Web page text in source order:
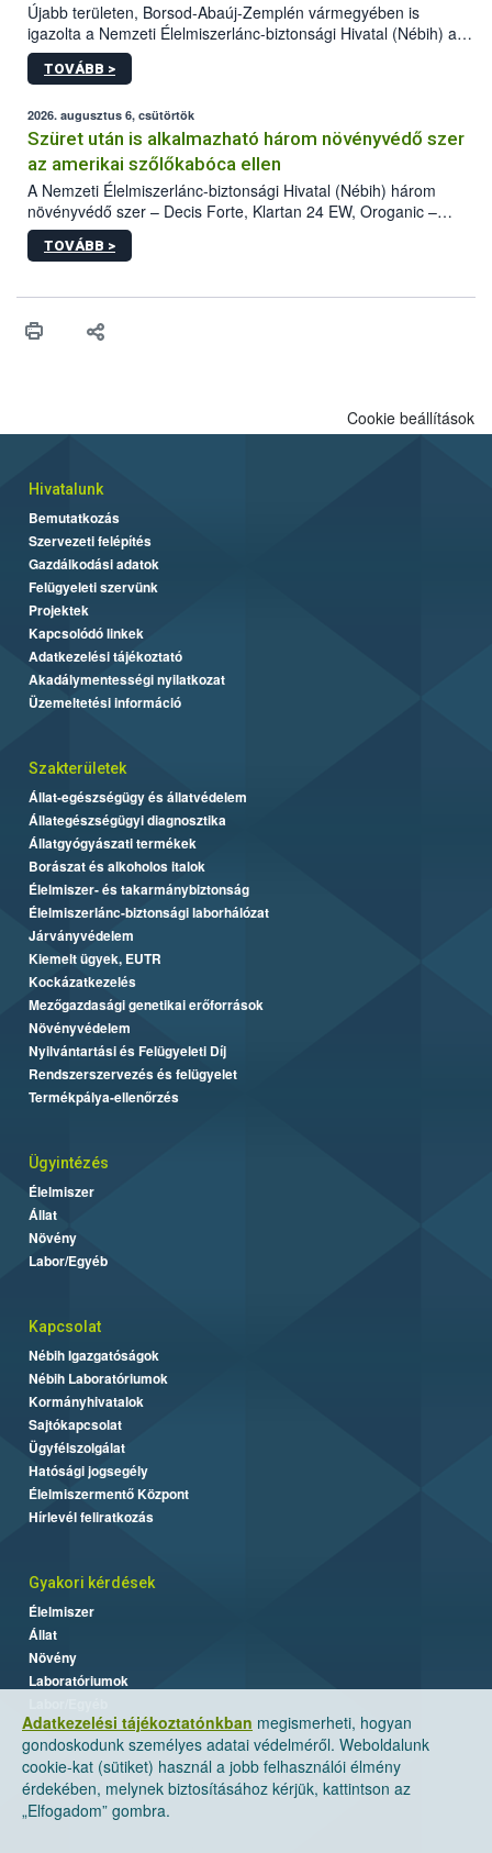
Újabb területen, Borsod-Abaúj-Zemplén vármegyében is
igazolta a Nemzeti Élelmiszerlánc-biztonsági Hivatal (Nébih) a
kőrisrontó karcsúdíszbogár (Agrilus planipennis) jelenlétét. A
kártevőt nem csak színcsapdában találták meg, de már fertőzött
az intenzív felderítést, emellett az intézkedéseket a szlovák
hatósággal is összehangolják a terjedés megállítása érdekében.
TOVÁBB >
2026. augusztus 6, csütörtök
Szüret után is alkalmazható három növényvédő szer
az amerikai szőlőkabóca ellen
A Nemzeti Élelmiszerlánc-biztonsági Hivatal (Nébih) három
növényvédő szer – Decis Forte, Klartan 24 EW, Oroganic –
engedélyokiratát módosította, így azok a szüretet követően,
egészen a vesszőérettség (BBCH 91) stádiumáig
érésű szőlőkben is legyen lehetőség a károsító elleni további
felhasználók számára is elérhető és ökológiai termesztésben is
TOVÁBB >
Adatkezelési tájékoztatónkban megismerheti, hogyan
gondoskodunk személyes adatai védelméről. Weboldalunk
cookie-kat (sütiket) használ a jobb felhasználói élmény
érdekében, melynek biztosításához kérjük, kattintson az
„Elfogadom” gombra.
Cookie beállítások
Hivatalunk
Bemutatkozás
Szervezeti felépítés
Gazdálkodási adatok
Felügyeleti szervünk
Projektek
Kapcsolódó linkek
Adatkezelési tájékoztató
Akadálymentességi nyilatkozat
Üzemeltetési információ
Szakterületek
Állat-egészségügy és állatvédelem
Állategészségügyi diagnosztika
Állatgyógyászati termékek
Borászat és alkoholos italok
Élelmiszer- és takarmánybiztonság
Élelmiszerlánc-biztonsági laborhálózat
Járványvédelem
Kiemelt ügyek, EUTR
Kockázatkezelés
Mezőgazdasági genetikai erőforrások
Növényvédelem
Nyilvántartási és Felügyeleti Díj
Rendszerszervezés és felügyelet
Termékpálya-ellenőrzés
Ügyintézés
Élelmiszer
Állat
Növény
Labor/Egyéb
Kapcsolat
Nébih Igazgatóságok
Nébih Laboratóriumok
Kormányhivatalok
Sajtókapcsolat
Ügyfélszolgálat
Hatósági jogsegély
Élelmiszermentő Központ
Hírlevél feliratkozás
Gyakori kérdések
Élelmiszer
Állat
Növény
Laboratóriumok